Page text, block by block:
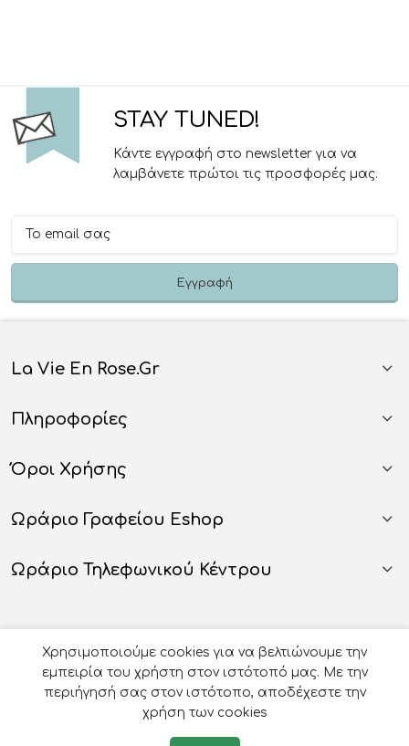
STAY TUNED!
Κάντε εγγραφή στο newsletter για να
λαμβάνετε πρώτοι τις προσφορές μας.
La Vie En Rose.gr
Πληροφορίες
Όροι Χρήσης
Ωράριο Γραφείου Eshop
Ωράριο Τηλεφωνικού Κέντρου
Οργάνωση Γάμου Βάπτισης - La Vie en Rose
Χρησιμοποιούμε cookies για να βελτιώνουμε την
εμπειρία του χρήστη στον ιστότοπό μας. Με την
περιήγησή σας στον ιστότοπο, αποδέχεστε την
χρήση των cookies